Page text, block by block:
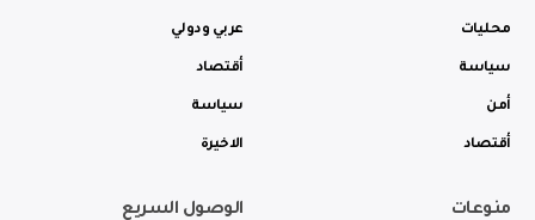
محليات
سياسة
أمن
أقتصاد
عربي ودولي
أقتصاد
سياسة
الاخيرة
منوعات الوصول السريع